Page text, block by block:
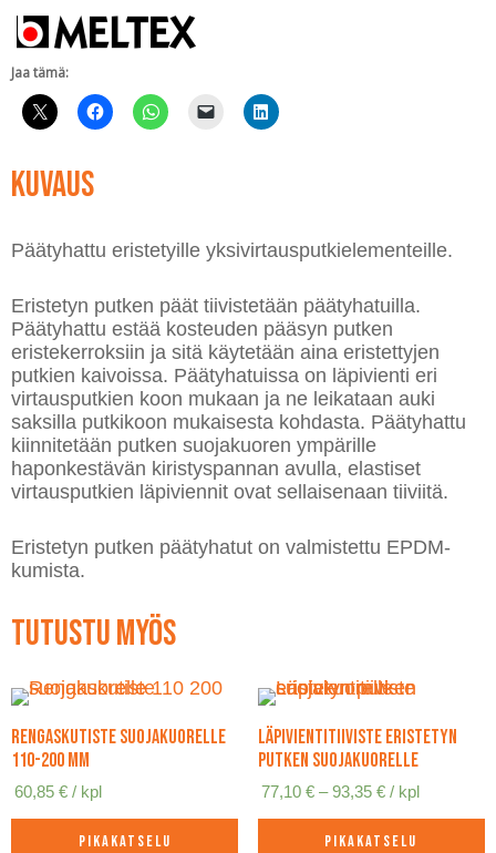
eristetylle
putkelle
Jaa tämä:
Kuvaus
Päätyhattu eristetyille yksivirtausputkielementeille.
Eristetyn putken päät tiivistetään päätyhatuilla.
Päätyhattu estää kosteuden pääsyn putken
eristekerroksiin ja sitä käytetään aina eristettyjen
putkien kaivoissa. Päätyhatuissa on läpivienti eri
virtausputkien koon mukaan ja ne leikataan auki
saksilla putkikoon mukaisesta kohdasta. Päätyhattu
kiinnitetään putken suojakuoren ympärille
haponkestävän kiristyspannan avulla, elastiset
virtausputkien läpiviennit ovat sellaisenaan tiiviitä.
Eristetyn putken päätyhatut on valmistettu EPDM-
kumista.
Tutustu myös
Rengaskutiste suojakuorelle
110-200 mm
60,85€ / kpl
Pikakatselu
Läpivientitiiviste eristetyn
putken suojakuorelle
77,10 € – 93,35 €Hintaluokka:
/ kpl
Pikakatselu